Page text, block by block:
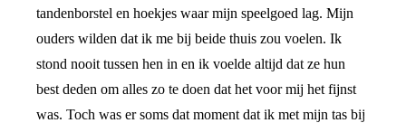
tandenborstel en hoekjes waar mijn speelgoed lag. Mijn
ouders wilden dat ik me bij beide thuis zou voelen. Ik
stond nooit tussen hen in en ik voelde altijd dat ze hun
best deden om alles zo te doen dat het voor mij het fijnst
was. Toch was er soms dat moment dat ik met mijn tas bij